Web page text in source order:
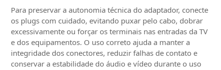
Para preservar a autonomia técnica do adaptador, conecte
os plugs com cuidado, evitando puxar pelo cabo, dobrar
excessivamente ou forçar os terminais nas entradas da TV
e dos equipamentos. O uso correto ajuda a manter a
integridade dos conectores, reduzir falhas de contato e
conservar a estabilidade do áudio e vídeo durante o uso